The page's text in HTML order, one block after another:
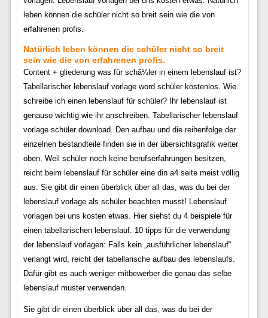
leben können die schüler nicht so breit sein wie die von
erfahrenen profis.
Natürlich leben können die schüler nicht so breit
sein wie die von erfahrenen profis.
Content + gliederung was für schã¼ler in einem lebenslauf ist?
Tabellarischer lebenslauf vorlage word schüler kostenlos. Wie
schreibe ich einen lebenslauf für schüler? Ihr lebenslauf ist
genauso wichtig wie ihr anschreiben. Tabellarischer lebenslauf
vorlage schüler download. Den aufbau und die reihenfolge der
einzelnen bestandteile finden sie in der übersichtsgrafik weiter
oben. Weil schüler noch keine berufserfahrungen besitzen,
reicht beim lebenslauf für schüler eine din a4 seite meist völlig
aus. Sie gibt dir einen überblick über all das, was du bei der
lebenslauf vorlage als schüler beachten musst! Lebenslauf
vorlagen bei uns kosten etwas. Hier siehst du 4 beispiele für
einen tabellarischen lebenslauf. 10 tipps für die verwendung
der lebenslauf vorlagen: Falls kein „ausführlicher lebenslauf“
verlangt wird, reicht der tabellarische aufbau des lebenslaufs.
Dafür gibt es auch weniger mitbewerber die genau das selbe
lebenslauf muster verwenden.
Sie gibt dir einen überblick über all das, was du bei der